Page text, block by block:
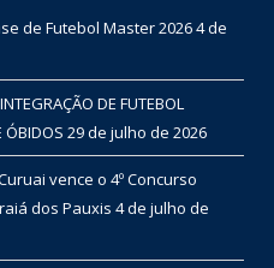
de Futebol Master 20264 de
DE FUTEBOL
ÓBIDOS 29 de julho de 2026
vence o 4º Concurso
dos Pauxis 4 de julho de